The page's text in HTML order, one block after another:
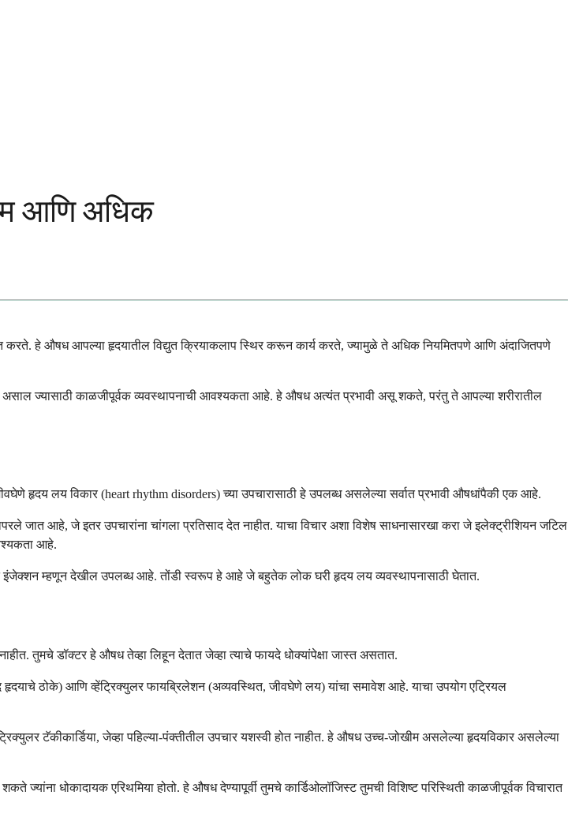
आणि अधिक
हे औषध आपल्या हृदयातील विद्युत क्रियाकलाप स्थिर करून कार्य करते, ज्यामुळे ते अधिक नियमितपणे आणि अंदाजितपणे
असाल ज्यासाठी काळजीपूर्वक व्यवस्थापनाची आवश्यकता आहे. हे औषध अत्यंत प्रभावी असू शकते, परंतु ते आपल्या शरीरातील
हृदय लय विकार (heart rhythm disorders) च्या उपचारासाठी हे उपलब्ध असलेल्या सर्वात प्रभावी औषधांपैकी एक आहे.
जात आहे, जे इतर उपचारांना चांगला प्रतिसाद देत नाहीत. याचा विचार अशा विशेष साधनासारखा करा जे इलेक्ट्रीशियन जटिल
आहे.
इंजेक्शन म्हणून देखील उपलब्ध आहे. तोंडी स्वरूप हे आहे जे बहुतेक लोक घरी हृदय लय व्यवस्थापनासाठी घेतात.
तुमचे डॉक्टर हे औषध तेव्हा लिहून देतात जेव्हा त्याचे फायदे धोक्यांपेक्षा जास्त असतात.
हृदयाचे ठोके) आणि व्हेंट्रिक्युलर फायब्रिलेशन (अव्यवस्थित, जीवघेणे लय) यांचा समावेश आहे. याचा उपयोग एट्रियल
टॅकीकार्डिया, जेव्हा पहिल्या-पंक्तीतील उपचार यशस्वी होत नाहीत. हे औषध उच्च-जोखीम असलेल्या हृदयविकार असलेल्या
धोकादायक एरिथमिया होतो. हे औषध देण्यापूर्वी तुमचे कार्डिओलॉजिस्ट तुमची विशिष्ट परिस्थिती काळजीपूर्वक विचारात